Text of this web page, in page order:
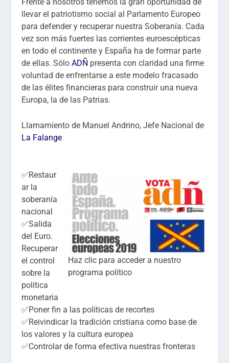
llevar el patriotismo social al Parlamento Europeo
para defender y recuperar nuestra Soberanía. Cada
vez son más fuertes las corrientes euroescépticas
en todo el continente y España ha de formar parte
de ellas. SóloADÑ presenta con claridad una firme
voluntad de enfrentarse a este modelo fracasado
de las élites financieras para construir una nueva
Europa, la de las Patrias.
Llamamiento de Manuel Andrino, Jefe Nacional de
La Falange
Haz clic para acceder a nuestro
programa político
✅Restaur
ar la
soberanía
nacional
✅Salida
del Euro.
Recuperar
el control
sobre la
política
monetaria
✅Poner fin a las políticas de recortes
✅Reivindicar la tradición cristiana como base de
los valores y la cultura europea
✅Controlar de forma efectiva nuestras fronteras